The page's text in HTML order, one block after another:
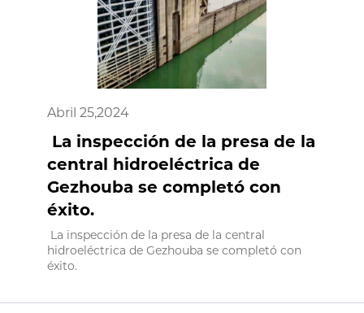
Abril 25,2024
La inspección de la presa de la
central hidroeléctrica de
Gezhouba se completó con
éxito.
La inspección de la presa de la central
hidroeléctrica de Gezhouba se completó con
éxito.